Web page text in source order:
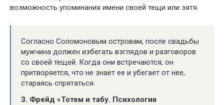
возможность упоминания имени своей тещи или зятя.
Согласно Соломоновым островам, после свадьбы
мужчина должен избегать взглядов и разговоров
со своей тещей. Когда они встречаются, он
притворяется, что не знает ее и убегает от нее,
стараясь спрятаться.
З. Фрейд «Тотем и табу. Психология